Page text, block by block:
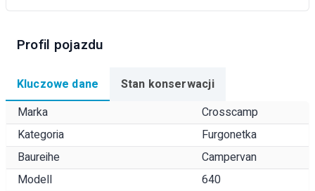
Profil pojazdu
Kluczowe dane
Stan konserwacji
Marka
Crosscamp
Kategoria
Furgonetka
Baureihe
Campervan
Modell
640